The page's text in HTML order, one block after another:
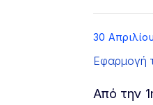
List item
30
Εφαρμογή
Από την